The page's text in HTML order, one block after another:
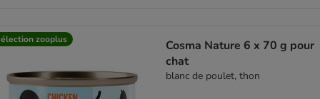
zooplus
Cosma Nature 6 x 70 g pour
chat
blanc de poulet, thon